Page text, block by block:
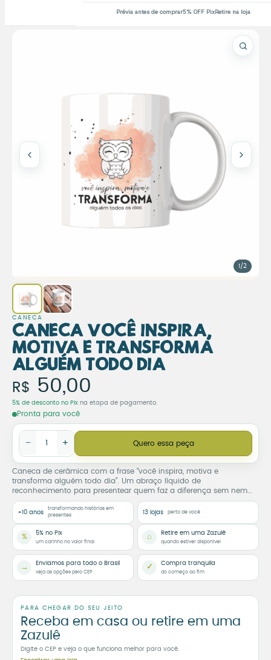
Prévia antes de comprar5% OFF PixRetire na loja
1/2
CANECA
Caneca Você Inspira,
Motiva e Transforma
Alguém Todo Dia
Caneca Você Inspira,
R$ 50,00
5% de desconto no Pix na etapa de pagamento.
Pronta para você
Caneca de cerâmica com a frase “você inspira, motiva e
transforma alguém todo dia”. Um abraço líquido de
reconhecimento para presentear quem faz a diferença sem nem
perceber. Zazulê.
Caneca Você Inspira, Motiva e Transforma Alguém Todo Dia
− + Quero essa peça
+10 anos
transformando histórias em
presentes
13 lojas perto de você
% 5% no Pix
um carinho no valor final
⌂ Retire em uma Zazulê
quando estiver disponível
→ Enviamos para todo o Brasil
veja as opções pelo CEP
✓ Compra tranquila
do começo ao fim
PARA CHEGAR DO SEU JEITO
Receba em casa ou retire em uma
Zazulê
Digite o CEP e veja o que funciona melhor para você.